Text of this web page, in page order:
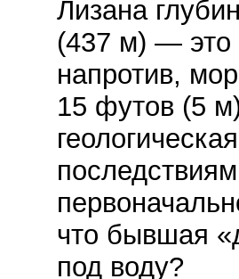
Лизана
(437 м) — это
напротив,
15 футов (5
что бывшая
под воду?